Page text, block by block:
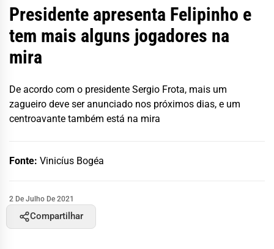
Presidente apresenta Felipinho e
tem mais alguns jogadores na
mira
De acordo com o presidente Sergio Frota, mais um
zagueiro deve ser anunciado nos próximos dias, e um
centroavante também está na mira
Fonte: Vinicíus Bogéa
2 De Julho De 2021
Compartilhar